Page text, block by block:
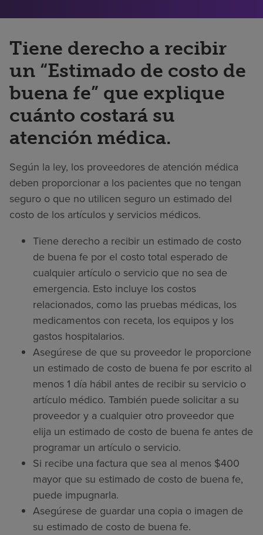
Tiene derecho a recibir
un “Estimado de costo de
buena fe” que explique
cuánto costará su
atención médica.
Según la ley, los proveedores de atención médica
deben proporcionar a los pacientes que no tengan
seguro o que no utilicen seguro un estimado del
costo de los artículos y servicios médicos.
Tiene derecho a recibir un estimado de costo
de buena fe por el costo total esperado de
cualquier artículo o servicio que no sea de
emergencia. Esto incluye los costos
relacionados, como las pruebas médicas, los
medicamentos con receta, los equipos y los
gastos hospitalarios.
Asegúrese de que su proveedor le proporcione
un estimado de costo de buena fe por escrito al
menos 1 día hábil antes de recibir su servicio o
artículo médico. También puede solicitar a su
proveedor y a cualquier otro proveedor que
elija un estimado de costo de buena fe antes de
programar un artículo o servicio.
Si recibe una factura que sea al menos $400
mayor que su estimado de costo de buena fe,
puede impugnarla.
Asegúrese de guardar una copia o imagen de
su estimado de costo de buena fe.